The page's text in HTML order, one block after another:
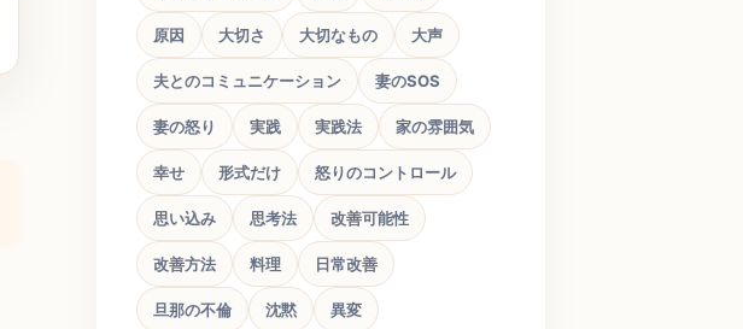
原因 大切さ 大切なもの 大声
夫とのコミュニケーション 妻のSOS
妻の怒り 実践 実践法 家の雰囲気
幸せ 形式だけ 怒りのコントロール
思い込み 思考法 改善可能性
改善方法 料理 日常改善
旦那の不倫 沈黙 異変